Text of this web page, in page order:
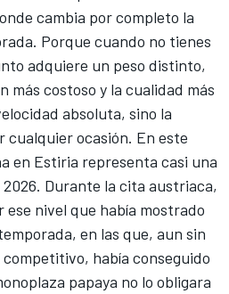
cambia por completo la
Porque cuando no tienes
adquiere un peso distinto,
más costoso y la cualidad más
absoluta, sino la
cualquier ocasión. En este
en Estiria representa casi una
Durante la cita austriaca,
ese nivel que había mostrado
en las que, aun sin
había conseguido
papaya no lo obligara